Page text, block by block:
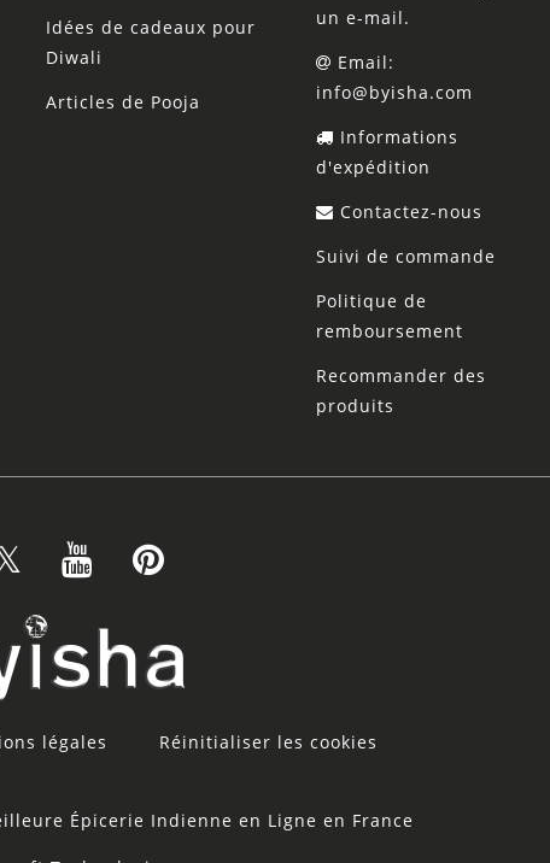
Idées de cadeaux pour
Diwali
Articles de Pooja
un e-mail.
Email:
info@byisha.com
Informations
d'expédition
Contactez-nous
Suivi de commande
Politique de
remboursement
Recommander des
produits
légales Réinitialiser les cookies
Épicerie Indienne en Ligne en France